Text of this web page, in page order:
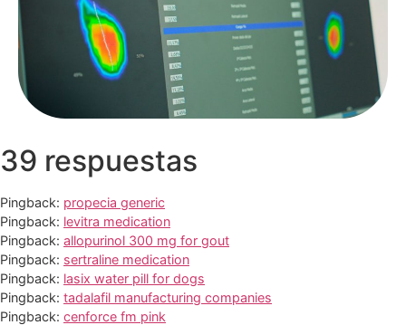
39 respuestas
Pingback: propecia generic
Pingback: levitra medication
Pingback: allopurinol 300 mg for gout
Pingback: sertraline medication
Pingback: lasix water pill for dogs
Pingback: tadalafil manufacturing companies
Pingback: cenforce fm pink